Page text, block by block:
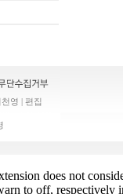
영 | 편집
does not
to off, respectively